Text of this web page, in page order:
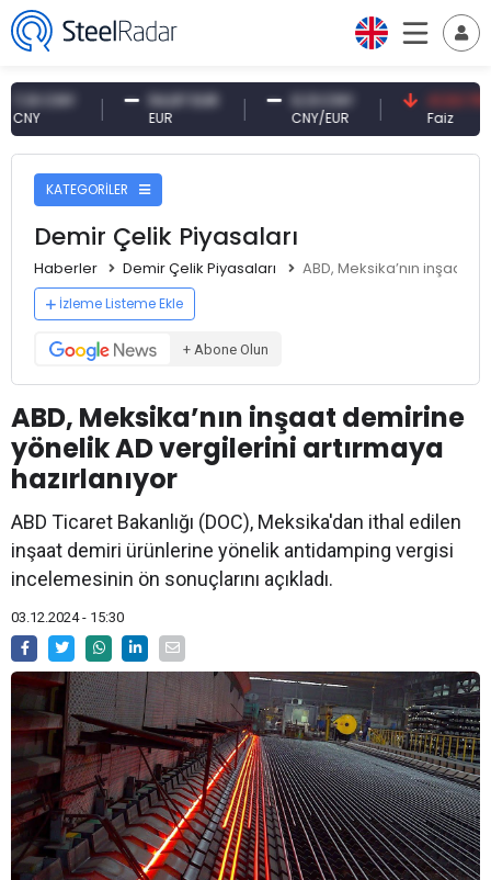
CNY 54,87 EUR 0,13 CNY
CNY/EUR
41,53 TRY
KATEGORİLER
Demir Çelik Piyasaları
Haberler Demir Çelik Piyasaları ABD, Meksika’nın inşaat
İzleme Listeme Ekle
+ Abone Olun
ABD, Meksika’nın inşaat demirine
yönelik AD vergilerini artırmaya
hazırlanıyor
ABD Ticaret Bakanlığı (DOC), Meksika'dan ithal edilen
inşaat demiri ürünlerine yönelik antidamping vergisi
incelemesinin ön sonuçlarını açıkladı.
03.12.2024 - 15:30